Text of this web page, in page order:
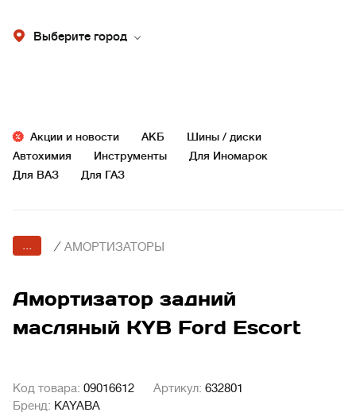
Выберите город
Акции и новости АКБ
Шины / диски
Автохимия
Инструменты
Для Иномарок
Для ВАЗ
Для ГАЗ
... / АМОРТИЗАТОРЫ
Амортизатор задний
масляный KYB Ford Escort
Код товара: 09016612 Артикул: 632801
Бренд: KAYABA